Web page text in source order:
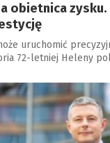
obietnica zysku.
uruchomić
72-letniej Heleny